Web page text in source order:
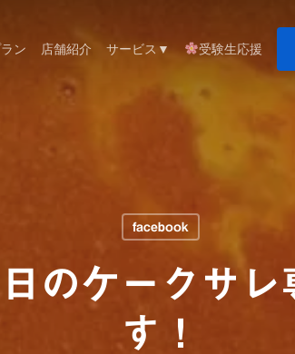
ン 店舗紹介 サービス▼ 受験生応援
facebook
のケークサ
す！